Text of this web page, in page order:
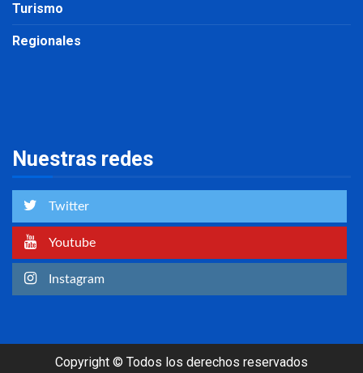
Turismo
Regionales
Nuestras redes
Twitter
Youtube
Instagram
Copyright © Todos los derechos reservados